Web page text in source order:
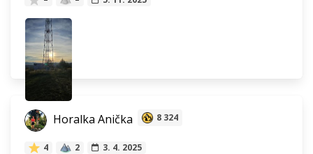
Horalka Anička 8 324
4 2
3. 4. 2025